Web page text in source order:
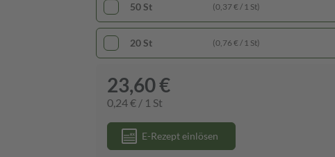
50 St (0,37 € / 1 St)
20 St (0,76 € / 1 St)
23,60 €
0,24 € / 1 St
E-Rezept einlösen